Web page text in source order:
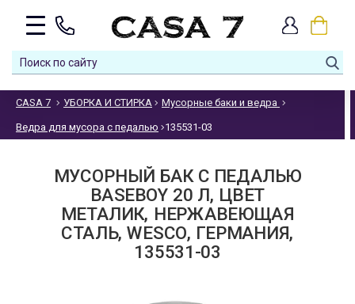
CASA 7 УБОРКА И СТИРКА Мусорные баки и ведра
Ведра для мусора с педалью 135531-03
МУСОРНЫЙ БАК С ПЕДАЛЬЮ
BASEBOY 20 Л, ЦВЕТ
МЕТАЛИК, НЕРЖАВЕЮЩАЯ
СТАЛЬ, WESCO, ГЕРМАНИЯ,
135531-03